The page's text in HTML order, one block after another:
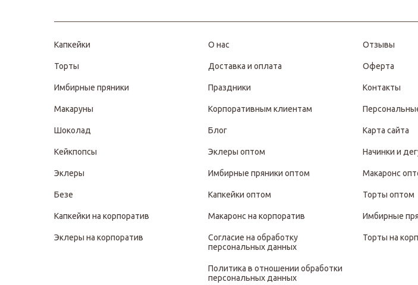
Капкейки
Торты
Имбирные пряники
Макаруны
Шоколад
Кейкпопсы
Эклеры
Безе
Капкейки на корпоратив
Эклеры на корпоратив
О нас
Доставка и оплата
Праздники
Корпоративным клиентам
Блог
Эклеры оптом
Имбирные пряники оптом
Капкейки оптом
Макаронс на корпоратив
Согласие на обработку
персональных данных
Политика в отношении обработки
персональных данных
Отзывы
Оферта
Контакты
Карта сайта
Начинки и
Макаронс
Торты оптом
Имбирные
Торты на